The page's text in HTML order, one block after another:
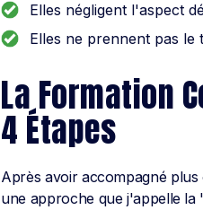
Elles négligent l'aspect
Elles ne prennent pas le
La Formation
4 Étapes
Après avoir accompagné
une approche que j'appelle la